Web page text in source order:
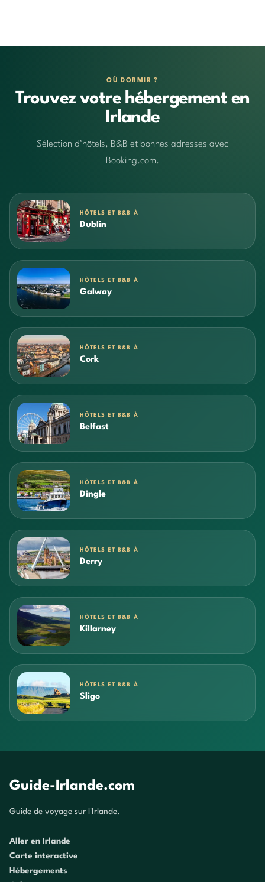
OÙ DORMIR ?
Trouvez votre hébergement en
Irlande
Sélection d’hôtels, B&B et bonnes adresses avec
Booking.com.
HÔTELS ET B&B À
Dublin
HÔTELS ET B&B À
Galway
HÔTELS ET B&B À
Cork
HÔTELS ET B&B À
Belfast
HÔTELS ET B&B À
Dingle
HÔTELS ET B&B À
Derry
HÔTELS ET B&B À
Killarney
HÔTELS ET B&B À
Sligo
Guide-Irlande.com
Guide de voyage sur l'Irlande.
Aller en Irlande
Carte interactive
Hébergements